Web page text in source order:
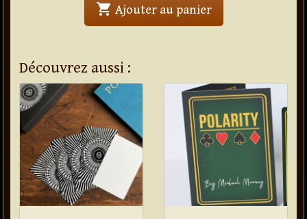
shopping_cart Ajouter au panier' . Poseidon . '
Découvrez aussi :